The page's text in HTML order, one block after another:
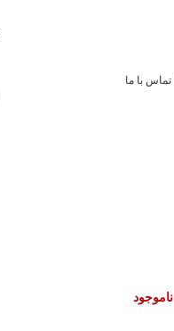
تماس با ما
ناموجود